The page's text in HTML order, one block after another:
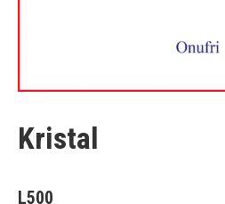
Kristal
L500